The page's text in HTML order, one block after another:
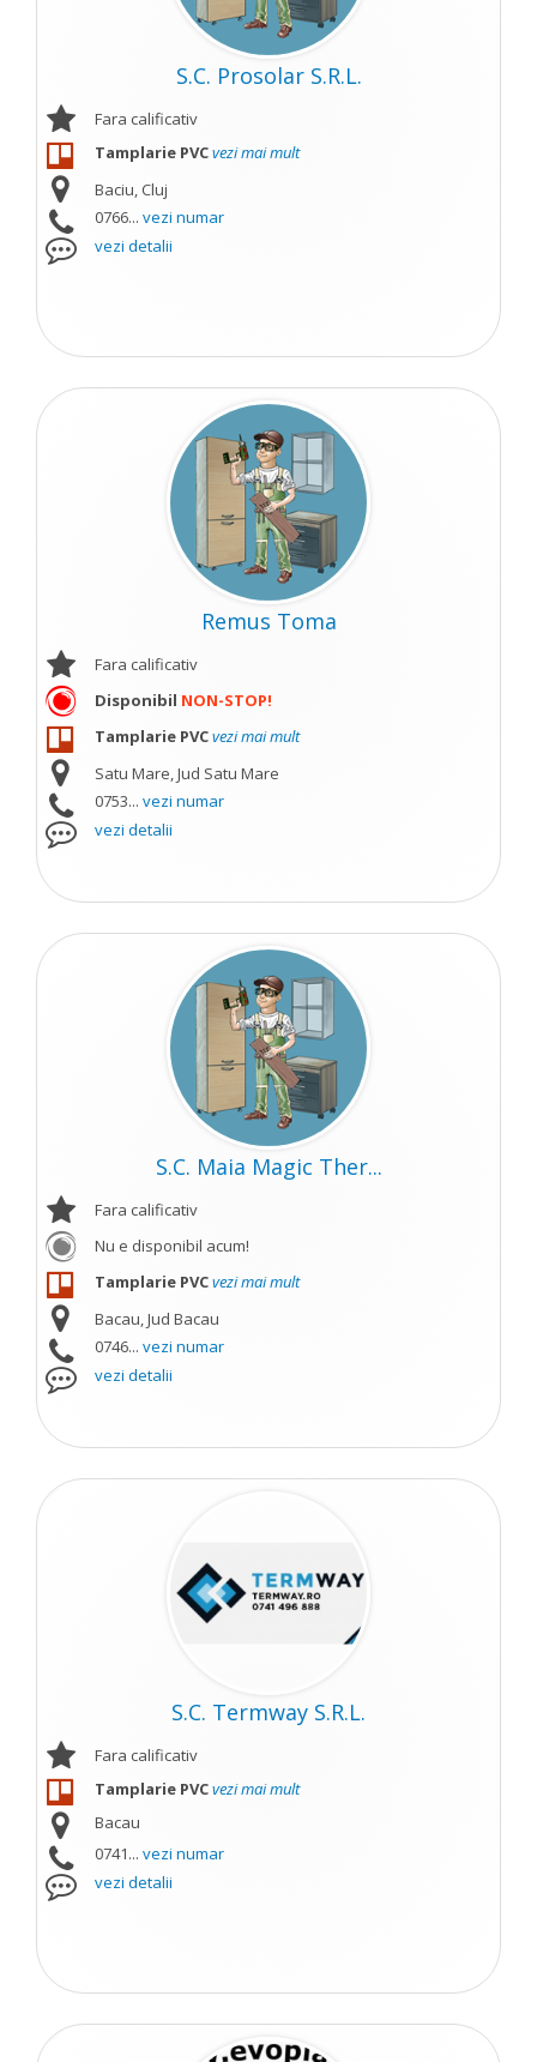
S.C. Prosolar S.R.L.
Fara calificativ
Tamplarie PVCvezi mai mult
Baciu, Cluj
0766... vezi numar
vezi detalii
Remus Toma
Fara calificativ
Disponibil NON-STOP!
Tamplarie PVCvezi mai mult
Satu Mare, Jud Satu Mare
0753... vezi numar
vezi detalii
S.C. Maia Magic Ther...
Fara calificativ
Nu e disponibil acum!
Tamplarie PVCvezi mai mult
Bacau, Jud Bacau
0746... vezi numar
vezi detalii
S.C. Termway S.R.L.
Fara calificativ
Tamplarie PVCvezi mai mult
Bacau
0741... vezi numar
vezi detalii